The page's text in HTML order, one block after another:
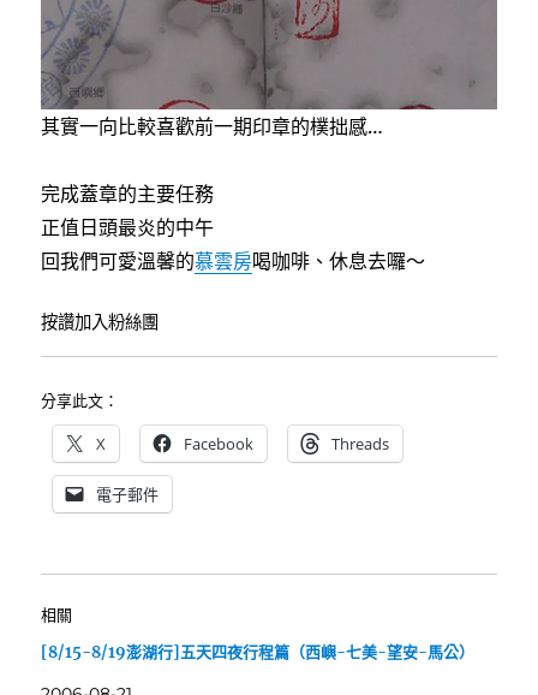
其實一向比較喜歡前一期印章的樸拙感…
完成蓋章的主要任務
正值日頭最炎的中午
回我們可愛溫馨的慕雲房喝咖啡、休息去囉～
按讚加入粉絲團
分享此文：
X Facebook Threads
電子郵件
相關
[8/15-8/19澎湖行]五天四夜行程篇（西嶼-七美-望安-馬公）